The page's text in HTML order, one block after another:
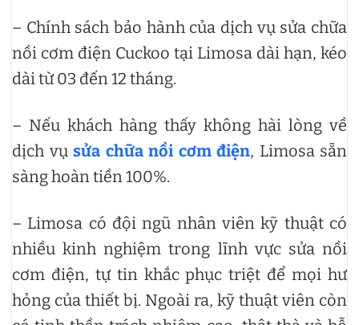
– Chính sách bảo hành của dịch vụ sửa chữa
nồi cơm điện Cuckoo tại Limosa dài hạn, kéo
dài từ 03 đến 12 tháng.
– Nếu khách hàng thấy không hài lòng về
dịch vụ sửa chữa nồi cơm điện, Limosa sẵn
sàng hoàn tiền 100%.
– Limosa có đội ngũ nhân viên kỹ thuật có
nhiều kinh nghiệm trong lĩnh vực sửa nồi
cơm điện, tự tin khắc phục triệt để mọi hư
hỏng của thiết bị. Ngoài ra, kỹ thuật viên còn